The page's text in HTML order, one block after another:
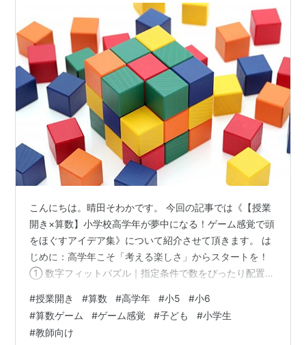
こんにちは。晴田そわかです。 今回の記事では《【授業
開き×算数】小学校高学年が夢中になる！ゲーム感覚で頭
をほぐすアイデア集》について紹介させて頂きます。 は
じめに：高学年こそ「考える楽しさ」からスタートを！
① 数字フィットパズル｜指定条件で数をぴったり配置！
ンプレ・計算マスパズル｜ルールが簡単、奥深さは無
限！ 活動の流れ（計算マスパズル） 活動データ表 ワン
ポイントアドバイス ③ スリーヒントで数字を当てろ！
#授業開き #算数 #高学年 #小5 #小6
#算数ゲーム #ゲーム感覚 #子ども #小学生
#教師向け